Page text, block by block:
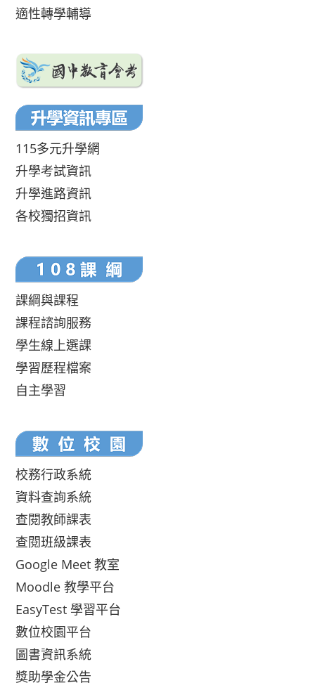
適性轉學輔導
115多元升學網
升學考試資訊
升學進路資訊
各校獨招資訊
課綱與課程
課程諮詢服務
學生線上選課
學習歷程檔案
自主學習
校務行政系統
資料查詢系統
查閱教師課表
查閱班級課表
Google Meet 教室
Moodle 教學平台
EasyTest 學習平台
數位校園平台
圖書資訊系統
獎助學金公告